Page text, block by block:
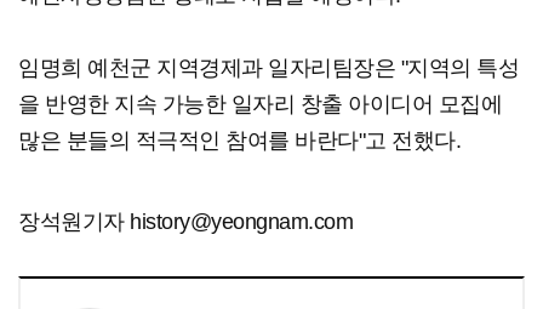
임명희 예천군 지역경제과 일자리팀장은 "지역의 특성
을 반영한 지속 가능한 일자리 창출 아이디어 모집에
많은 분들의 적극적인 참여를 바란다"고 전했다.
장석원기자 history@yeongnam.com